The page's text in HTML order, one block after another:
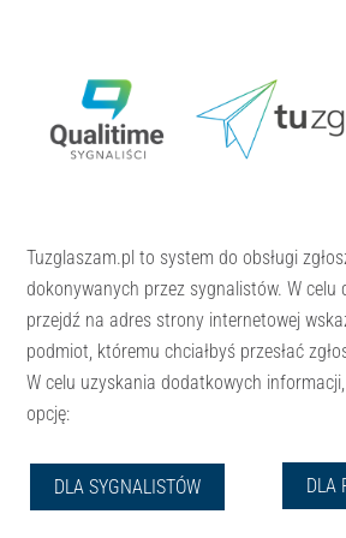
Tuzglaszam.pl to system do obsługi
dokonywanych przez sygnalistów. W celu
przejdź na adres strony internetowej
podmiot, któremu chciałbyś przesłać
W celu uzyskania dodatkowych
opcję:
DLA SYGNALISTÓW DLA